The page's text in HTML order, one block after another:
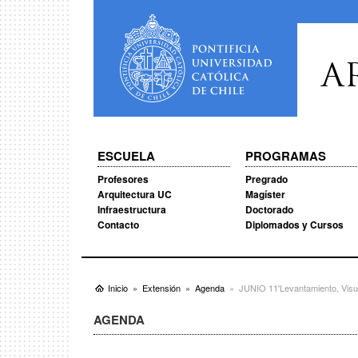
ESCUELA
Profesores
Arquitectura UC
Infraestructura
Contacto
PROGRAMAS
Pregrado
Magíster
Doctorado
Diplomados y Cursos
Inicio Extensión Agenda JUNIO 11'Levantamiento,
AGENDA